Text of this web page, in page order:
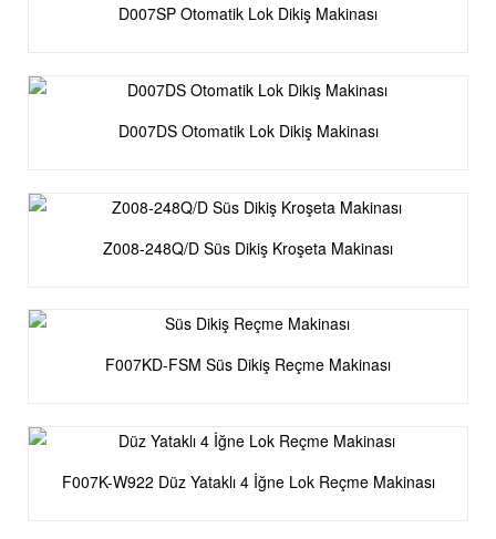
D007SP Otomatik Lok Dikiş Makinası
D007DS Otomatik Lok Dikiş Makinası
Z008-248Q/D Süs Dikiş Kroşeta Makinası
F007KD-FSM Süs Dikiş Reçme Makinası
F007K-W922 Düz Yataklı 4 İğne Lok Reçme Makinası